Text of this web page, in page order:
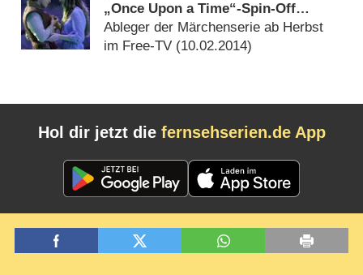
„Once Upon a Time“-Spin-Off
zeigen
Ableger der Märchenserie ab Herbst
im Free-TV (10.02.2014)
Hol dir jetzt die fernsehserien.de App